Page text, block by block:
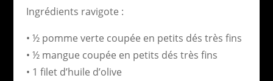
Ingrédients ravigote :
• ½ pomme verte coupée en petits dés très fins
• ½ mangue coupée en petits dés très fins
• 1 filet d’huile d’olive